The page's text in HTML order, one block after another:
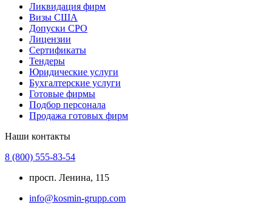
Ликвидация фирм
Визы США
Допуски СРО
Лицензии
Сертификаты
Тендеры
Юридические услуги
Бухгалтерские услуги
Готовые фирмы
Подбор персонала
Продажа готовых фирм
Наши контакты
8 (800) 555-83-54
просп. Ленина, 115
info@kosmin-grupp.com